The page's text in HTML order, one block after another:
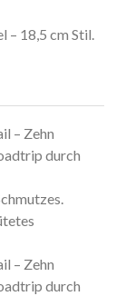
18,5 cm Stil.
– Zehn
durch
– Zehn
durch